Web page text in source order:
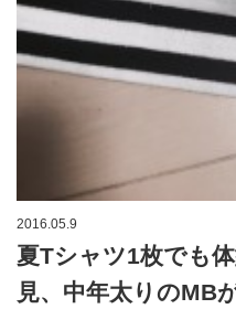
2016.05.9
夏Tシャツ1枚でも
見、中年太りのMB